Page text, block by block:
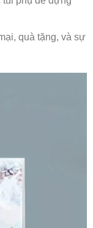
quà tặng, và sự